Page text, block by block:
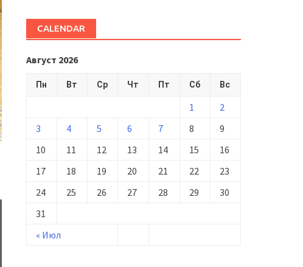
CALENDAR
Август 2026
Пн Вт Ср Чт Пт Сб Вс
« Июл
1
2
3
4 5 6 7 8
9
10
11 12 13 14 15
16
17
18 19 20 21 22
23
24
25 26 27 28 29
30
31